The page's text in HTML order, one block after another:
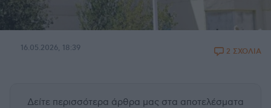
16.05.2026, 18:39 2 ΣΧΟΛΙΑ
Δείτε περισσότερα άρθρα μας στα αποτελέσματα